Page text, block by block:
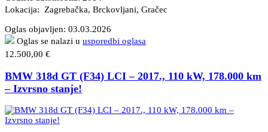
Lokacija: Zagrebačka, Brckovljani, Gračec
Oglas objavljen: 03.03.2026
Oglas se nalazi u usporedbi oglasa
12.500,00 €
BMW 318d GT (F34) LCI – 2017., 110 kW, 178.000 km
– Izvrsno stanje!